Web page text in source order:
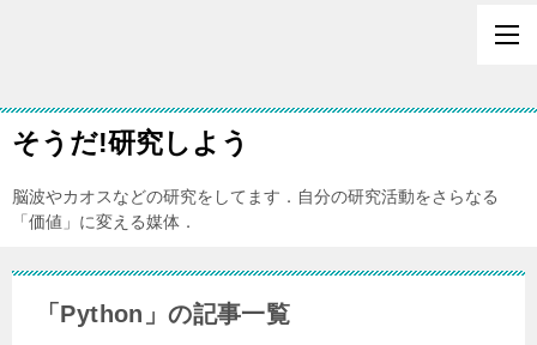
そうだ!研究しよう
脳波やカオスなどの研究をしてます．自分の研究活動をさらなる
「価値」に変える媒体．
「Python」の記事一覧